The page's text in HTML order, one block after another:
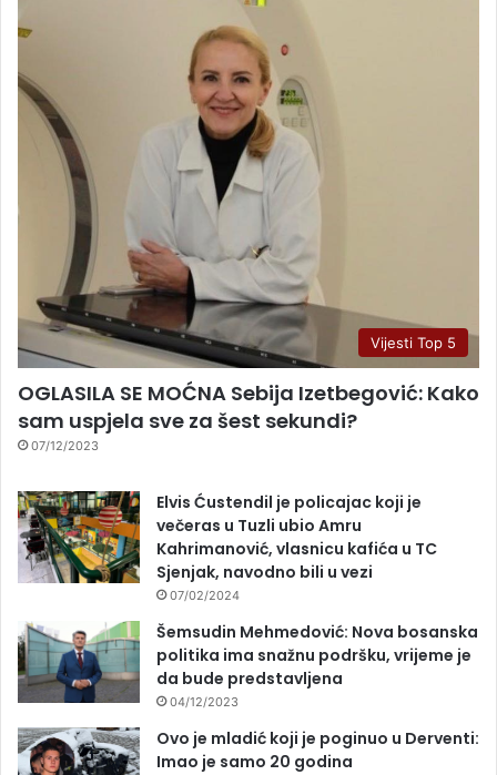
Vijesti Top 5
OGLASILA SE MOĆNA Sebija Izetbegović: Kako
sam uspjela sve za šest sekundi?
07/12/2023
Elvis Ćustendil je policajac koji je
večeras u Tuzli ubio Amru
Kahrimanović, vlasnicu kafića u TC
Sjenjak, navodno bili u vezi
07/02/2024
Šemsudin Mehmedović: Nova bosanska
politika ima snažnu podršku, vrijeme je
da bude predstavljena
04/12/2023
Ovo je mladić koji je poginuo u Derventi:
Imao je samo 20 godina